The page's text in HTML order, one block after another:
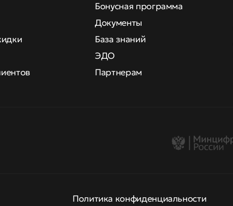
Бонусная программа
Документы
База знаний
ЭДО
Партнерам
Политика конфиденциальности